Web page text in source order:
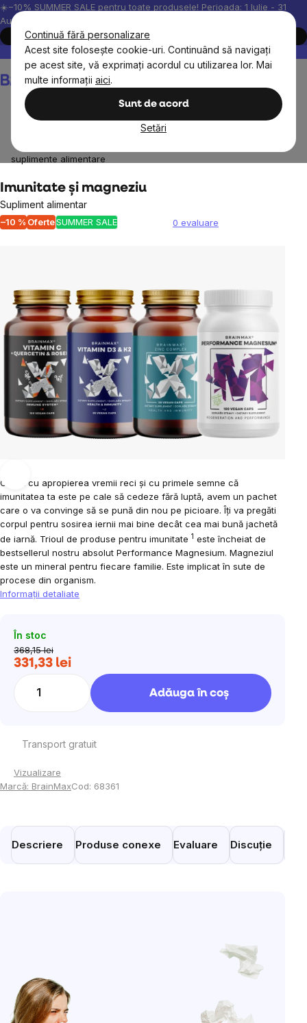
Continuă fără personalizare
Acest site folosește cookie-uri. Continuând să navigați
pe acest site, vă exprimați acordul cu utilizarea lor. Mai
multe informații aici.
Sunt de acord
Setări
Treci
la
conținut
☀️−10% SUMMER SALE pentru toate produsele! Perioada: 1 Iulie - 31
August, 2026.
Cumpără acum
Peste 200.000 de recenzii verificate
Produsele noastre sunt
Coş
de
suplimente alimentare
Imunitate și magneziu
Supliment alimentar
–10 % OferteSUMMER SALE 0 evaluare
Odată cu apropierea vremii reci și cu primele semne că
imunitatea ta este pe cale să cedeze fără luptă, avem un pachet
care o va convinge să se pună din nou pe picioare. Îți va pregăti
corpul pentru sosirea iernii mai bine decât cea mai bună jachetă
de iarnă. Trioul de produse pentru imunitate 1 este încheiat de
bestsellerul nostru absolut Performance Magnesium. Magneziul
este un mineral pentru fiecare familie. Este implicat în sute de
procese din organism.
Informaţii detaliate
În stoc
368,15 lei
331,33 leiEvaluare
Adăuga în coş
Transport gratuit
Vizualizare
Marcă: BrainMaxCod: 68361
Descriere Produse conexe Evaluare Discuție